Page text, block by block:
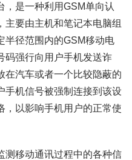
，是一种利用GSM单向认
主要由主机和笔记本电脑组
半径范围内的GSM移动电
码强行向用户手机发送诈
在汽车或者一个比较隐蔽的
手机信号被强制连接到该设
，以影响手机用户的正常使
测移动通讯过程中的各种信